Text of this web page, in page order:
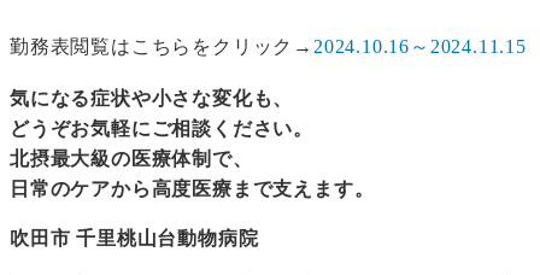
勤務表閲覧はこちらをクリック→ 2024.10.16～2024.11 .15
気になる症状や小さな変化も、
どうぞお気軽にご相談ください。
北摂最大級の医療体制で、
日常のケアから高度医療まで支えます。
吹田市 千里桃山台動物病院